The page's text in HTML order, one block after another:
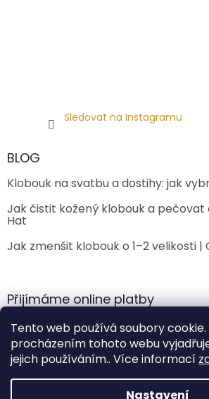
Tento web používá soubory
procházením tohoto webu
jejich používáním.. Více informací
Nastavení
Sledovat na Instagramu
BLOG
Klobouk na svatbu a dostihy: jak
Jak čistit kožený klobouk a pečovat
Hat
Jak zmenšit klobouk o 1–2 velikosti |
Přijímáme online platby